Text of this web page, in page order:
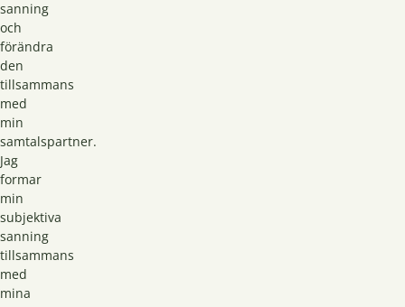
sanning
och
förändra
den
tillsammans
med
min
samtalspartner.
Jag
formar
min
subjektiva
sanning
tillsammans
med
mina